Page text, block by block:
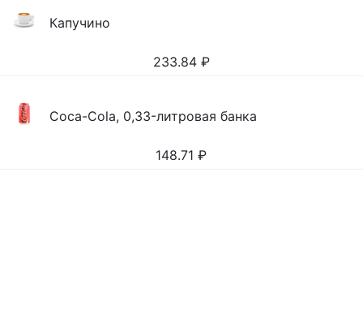
Капучино
233.84 ₽
Coca-Cola, 0,33-литровая банка
148.71 ₽